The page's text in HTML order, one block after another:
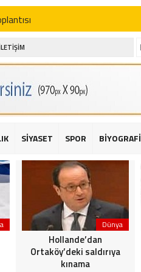
etti
silahlı saldırı: 2 yaralı
ilişkin açıklama
İLETİŞİM
SİYASET SPOR BİYOGRAFİ
Dünya
Hollande’dan
Ortaköy’deki saldırıya
kınama